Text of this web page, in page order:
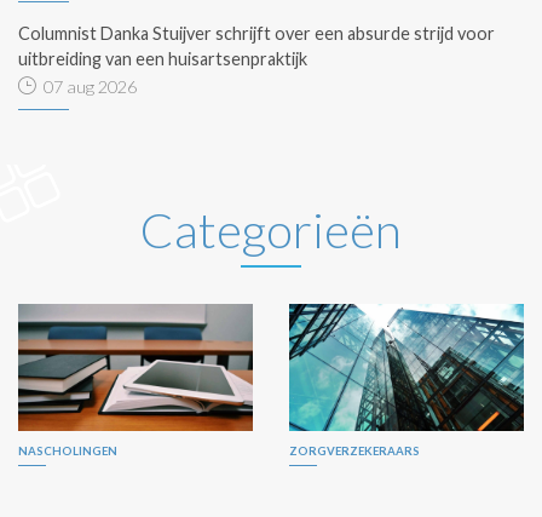
Columnist Danka Stuijver schrijft over een absurde strijd voor
uitbreiding van een huisartsenpraktijk
07 aug 2026
Categorieën
NASCHOLINGEN ZORGVERZEKERAARS